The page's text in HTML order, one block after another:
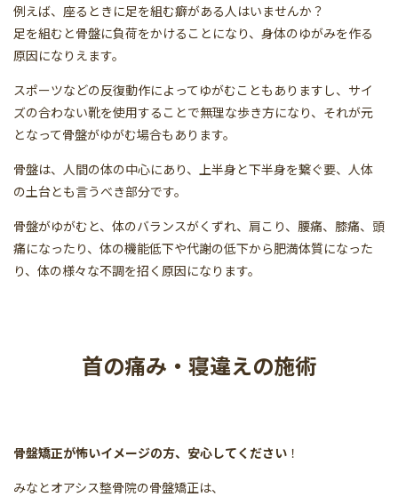
例えば、座るときに足を組む癖がある人はいませんか？
足を組むと骨盤に負荷をかけることになり、身体のゆがみを作る
原因になりえます。
スポーツなどの反復動作によってゆがむこともありますし、サイ
ズの合わない靴を使用することで無理な歩き方になり、それが元
となって骨盤がゆがむ場合もあります。
骨盤は、人間の体の中心にあり、上半身と下半身を繋ぐ要、人体
の土台とも言うべき部分です。
骨盤がゆがむと、体のバランスがくずれ、肩こり、腰痛、膝痛、頭
痛になったり、体の機能低下や代謝の低下から肥満体質になった
り、体の様々な不調を招く原因になります。
首の痛み・寝違えの施術
骨盤矯正が怖いイメージの方、安心してください ！
みなとオアシス整骨院の骨盤矯正は、